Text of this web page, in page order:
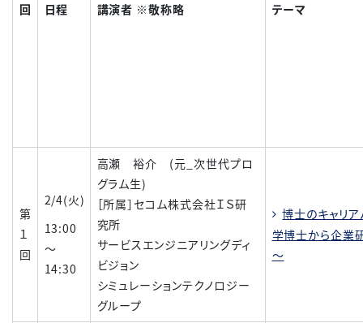
回 日程 講演者 ※敬称略 テーマ
第
１
回
2/4(火)
13:00
～
14:30
高瀬 裕介 (元_次世代プロ
グラム生)
［所属］セコム株式会社ＩＳ研
究所
サービスエンジニアリングディ
ビジョン
シミュレーションテクノロジー
グループ
博士のキャリ
学博士から企業
～